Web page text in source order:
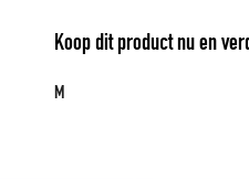
Koop dit product nu en
M